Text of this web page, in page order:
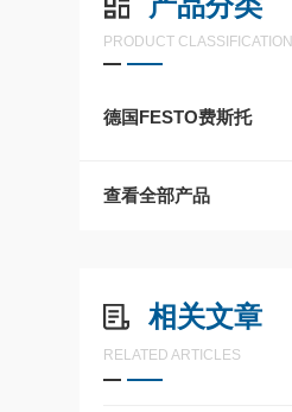
PRODUCT CLASSIFICATION
德国FESTO费斯托
查看全部产品
相关文章
RELATED ARTICLES